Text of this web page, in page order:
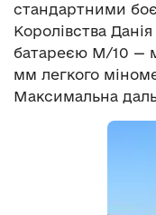
стандартними
Королівства
батареєю М/10 —
мм легкого
Максимальна